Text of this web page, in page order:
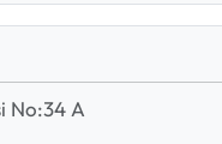
No:34 A